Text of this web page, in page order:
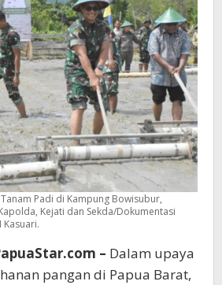
Sekda
Padi di Kampung Bowisubur,
Kejati dan Sekda/Dokumentasi
Kasuari.
– Dalam upaya
pangan di Papua Barat,